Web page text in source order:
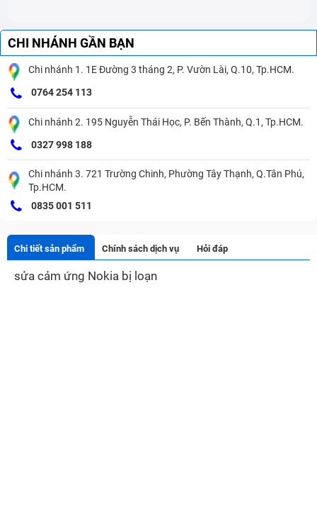
CHI NHÁNH GẦN BẠN
Chi nhánh 1. 1E Đường 3 tháng 2, P. Vườn Lài, Q.10, Tp.HCM.
0764 254 113
Chi nhánh 2. 195 Nguyễn Thái Học, P. Bến Thành, Q.1, Tp.HCM.
0327 998 188
Chi nhánh 3. 721 Trường Chinh, Phường Tây Thạnh, Q.Tân Phú,
Tp.HCM.
0835 001 511
Chi tiết sản phẩm Chính sách dịch vụ Hỏi đáp
sửa cảm ứng Nokia bị loạn